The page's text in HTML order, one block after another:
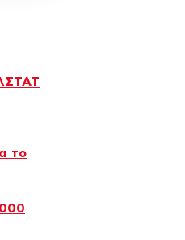
το